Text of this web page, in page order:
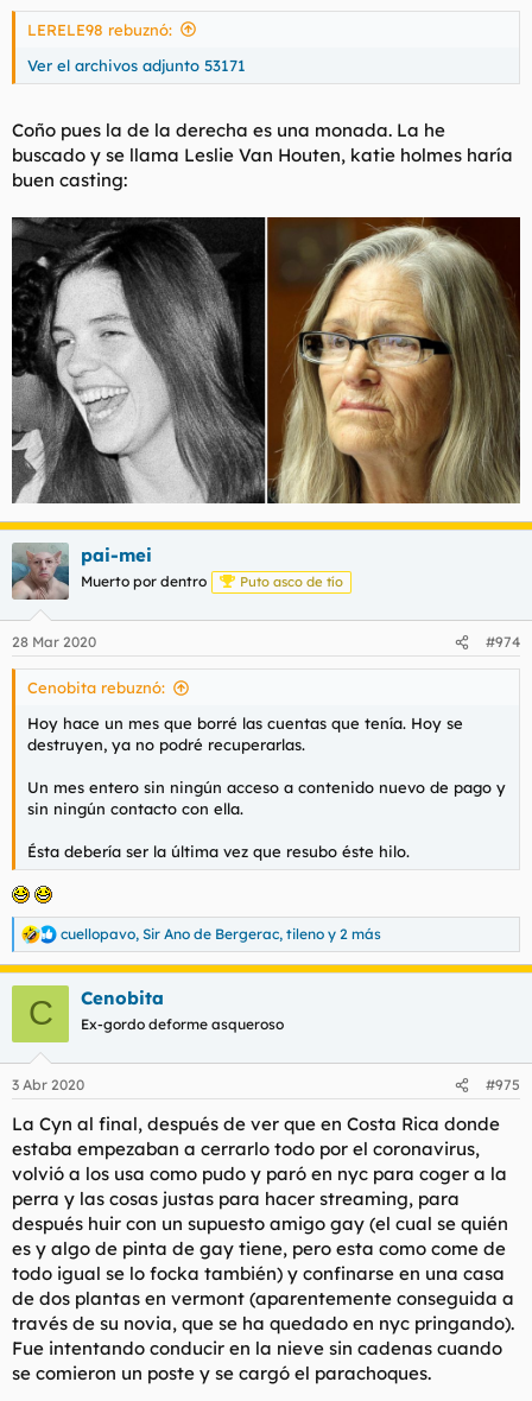
s
LERELE98 rebuznó:
Ver el archivos adjunto 53171
Coño pues la de la derecha es una monada. La he
buscado y se llama Leslie Van Houten, katie holmes haría
buen casting:
pai-mei
Muerto por dentro Puto asco de tío
28 Mar 2020 #974
Cenobita rebuznó:
Hoy hace un mes que borré las cuentas que tenía. Hoy se
destruyen, ya no podré recuperarlas.
Un mes entero sin ningún acceso a contenido nuevo de pago y
sin ningún contacto con ella.
Ésta debería ser la última vez que resubo éste hilo.
R
e
a
e
:
cuellopavo, Sir Ano de Bergerac, tileno y 2 más
C Cenobita
Ex-gordo deforme asqueroso
3 Abr 2020 #975
La Cyn al final, después de ver que en Costa Rica donde
estaba empezaban a cerrarlo todo por el coronavirus,
volvió a los usa como pudo y paró en nyc para coger a la
perra y las cosas justas para hacer streaming, para
después huir con un supuesto amigo gay (el cual se quién
es y algo de pinta de gay tiene, pero esta como come de
todo igual se lo focka también) y confinarse en una casa
de dos plantas en vermont (aparentemente conseguida a
través de su novia, que se ha quedado en nyc pringando).
Fue intentando conducir en la nieve sin cadenas cuando
se comieron un poste y se cargó el parachoques.